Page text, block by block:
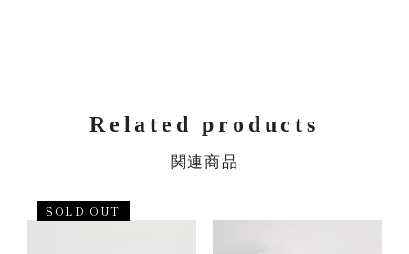
Related products
関連商品
SOLD OUT